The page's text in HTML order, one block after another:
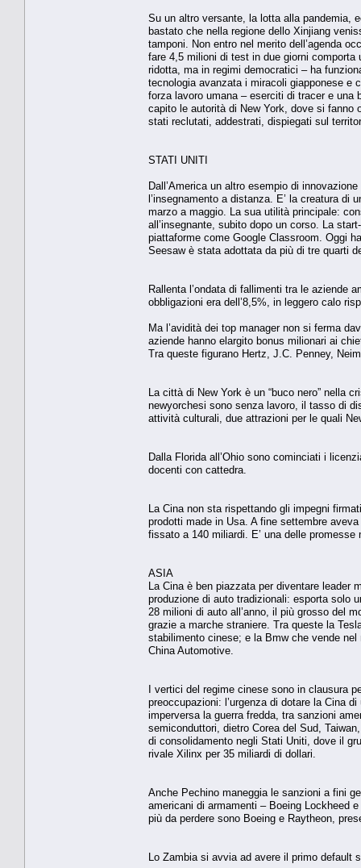
Su un altro versante, la lotta alla pandemia,
bastato che nella regione dello Xinjiang
tamponi. Non entro nel merito dell’agenda
fare 4,5 milioni di test in due giorni
ridotta, ma in regimi democratici – ha
tecnologia avanzata i miracoli giapponese e
forza lavoro umana – eserciti di tracer e una
capito le autorità di New York, dove si fanno
stati reclutati, addestrati, dispiegati sul
STATI UNITI
Dall’America un altro esempio di
l’insegnamento a distanza. E’ la creatura
marzo a maggio. La sua utilità principale:
all’insegnante, subito dopo un corso. La
piattaforme come Google Classroom. Oggi
Seesaw è stata adottata da più di tre quarti
Rallenta l’ondata di fallimenti tra le aziende
obbligazioni era dell’8,5%, in leggero calo
Ma l’avidità dei top manager non si ferma
aziende hanno elargito bonus milionari ai
Tra queste figurano Hertz, J.C. Penney,
La città di New York è un “buco nero” nella
newyorchesi sono senza lavoro, il tasso di
attività culturali, due attrazioni per le quali
Dalla Florida all’Ohio sono cominciati i
docenti con cattedra.
La Cina non sta rispettando gli impegni
prodotti made in Usa. A fine settembre
fissato a 140 miliardi. E’ una delle
ASIA
La Cina è ben piazzata per diventare leader
produzione di auto tradizionali: esporta solo
28 milioni di auto all’anno, il più grosso del
grazie a marche straniere. Tra queste la
stabilimento cinese; e la Bmw che vende
China Automotive.
I vertici del regime cinese sono in clausura
preoccupazioni: l’urgenza di dotare la Cina
imperversa la guerra fredda, tra sanzioni
semiconduttori, dietro Corea del Sud,
di consolidamento negli Stati Uniti, dove il
rivale Xilinx per 35 miliardi di dollari.
Anche Pechino maneggia le sanzioni a fini
americani di armamenti – Boeing Lockheed
più da perdere sono Boeing e Raytheon,
Lo Zambia si avvia ad avere il primo default